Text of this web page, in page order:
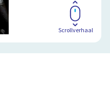
Scrollverhaal